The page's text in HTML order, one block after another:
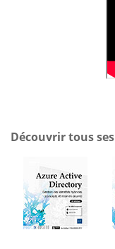
Découvrir tous